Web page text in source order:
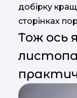
добірку
сторінках
Тож ось